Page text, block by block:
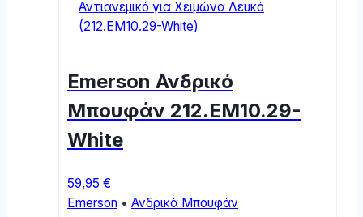
Emerson Ανδρικό
Μπουφάν 212.EM10.29-
White
59,95 €
Emerson • Ανδρικά Μπουφάν